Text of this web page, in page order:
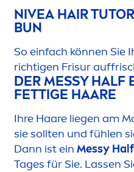
NIVEA HAIR
BUN
So einfach können Sie
richtigen Frisur
DER MESSY HALF
FETTIGE HAARE
Ihre Haare liegen am
sie sollten und fühlen
Dann ist ein Messy
Tages für Sie. Lassen